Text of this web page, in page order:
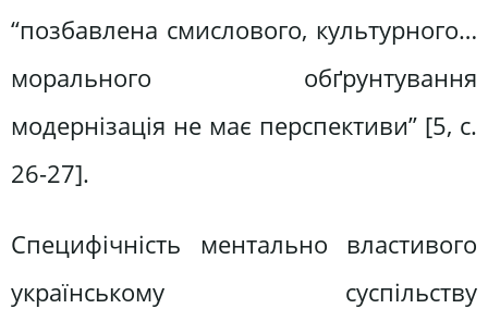
“позбавлена смислового, культурного…
морального обґрунтування
модернізація не має перспективи” [5, c.
26-27].
Специфічність ментально властивого
українському суспільству